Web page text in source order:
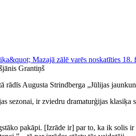
Grantiņš
rādīs Augusta Strindberga „Jūlijas
ir zviedru dramaturģijas
pakāpi. [Izrāde ir] par to, ka ik